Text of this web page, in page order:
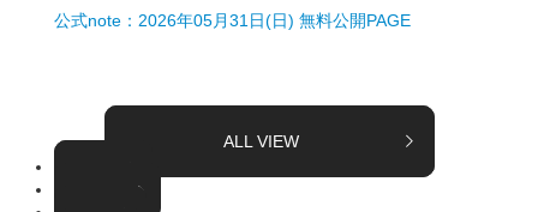
公式note：2026年05月31日(日) 無料公開PAGE
ALL VIEW